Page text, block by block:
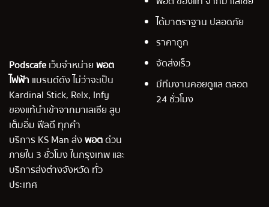
Podscafeเว็บจำหน่ายพอต
ไฟฟ้า แบรนด์ดัง ไม่ว่าจะเป็น
Kardinal Stick, Relx, Infy
ของแท้นำเข้าจากมาเลเซีย สูบ
เต็มอิ่ม ฟีลดี ทุกคำ
บริการ KS Man ส่งพอตด่วน
ภายใน 3 ชั่วโมง ในกรุงเทพ และ
บริการส่งต่างจังหวัด ทั่ว
ประเทศ
ได้มาตราฐาน ปลอดภัย
ราคาถูก
จัดส่งเร็ว
มีทีมงานคอยดูแล ตลอด
24 ชั่วโมง